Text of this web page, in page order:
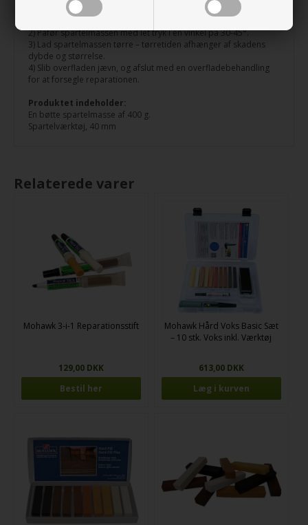
1) Brug den medfølgende spartel til at fylde skaden med
2) Påfør spartelmassen med let tryk i en vinkel på 30-45°.
3) Lad spartelmassen tørre – tørretiden afhænger af skadens
dybde og størrelse.
4) Slib overfladen jævn, og afslut med en overfladebehandling
for at forsegle reparationen.
Produktet indeholder:
En bøtte spartelmasse af 400 g.
Spartelværktøj, 40 mm
Relaterede varer
Mohawk 3-i-1 Reparationsstift
129,00 DKK
Bestil her
Mohawk Hård Voks Basic Sæt
– 10 stk. Voks inkl. Værktøj
613,00 DKK